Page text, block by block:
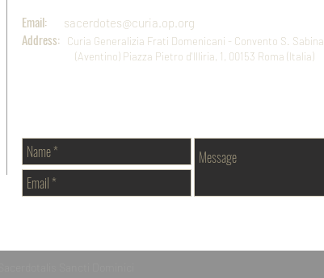
Email: sacerdotes@curia.op.org
Address:
Curia Generalizia Frati Domenicani - Convento S. Sabina
(Aventino) Piazza Pietro d'Illiria, 1, 00153 Roma (Italia)